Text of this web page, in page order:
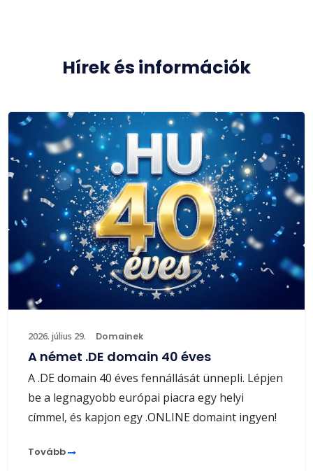
Hírek és információk
2026. július 29. Domainek
A német .DE domain 40 éves
A .DE domain 40 éves fennállását ünnepli. Lépjen
be a legnagyobb európai piacra egy helyi
címmel, és kapjon egy .ONLINE domaint ingyen!
Tovább